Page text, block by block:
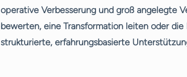
operative Verbesserung und groß angelegte
bewerten, eine Transformation leiten oder
strukturierte, erfahrungsbasierte